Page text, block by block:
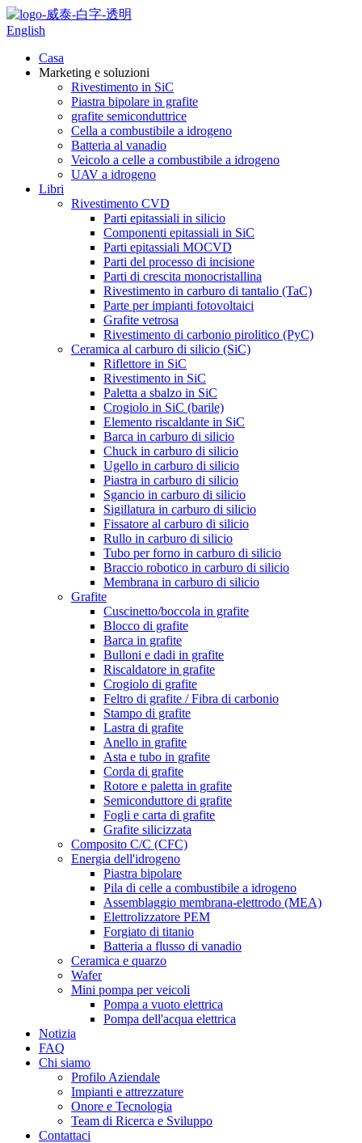
English
Casa
Marketing e soluzioni
Rivestimento in SiC
Piastra bipolare in grafite
grafite semiconduttrice
Cella a combustibile a idrogeno
Batteria al vanadio
Veicolo a celle a combustibile a idrogeno
UAV a idrogeno
Libri
Rivestimento CVD
Parti epitassiali in silicio
Componenti epitassiali in SiC
Parti epitassiali MOCVD
Parti del processo di incisione
Parti di crescita monocristallina
Rivestimento in carburo di tantalio (TaC)
Parte per impianti fotovoltaici
Grafite vetrosa
Rivestimento di carbonio pirolitico (PyC)
Ceramica al carburo di silicio (SiC)
Riflettore in SiC
Rivestimento in SiC
Paletta a sbalzo in SiC
Crogiolo in SiC (barile)
Elemento riscaldante in SiC
Barca in carburo di silicio
Chuck in carburo di silicio
Ugello in carburo di silicio
Piastra in carburo di silicio
Sgancio in carburo di silicio
Sigillatura in carburo di silicio
Fissatore al carburo di silicio
Rullo in carburo di silicio
Tubo per forno in carburo di silicio
Braccio robotico in carburo di silicio
Membrana in carburo di silicio
Grafite
Cuscinetto/boccola in grafite
Blocco di grafite
Barca in grafite
Bulloni e dadi in grafite
Riscaldatore in grafite
Crogiolo di grafite
Feltro di grafite / Fibra di carbonio
Stampo di grafite
Lastra di grafite
Anello in grafite
Asta e tubo in grafite
Corda di grafite
Rotore e paletta in grafite
Semiconduttore di grafite
Fogli e carta di grafite
Grafite silicizzata
Composito C/C (CFC)
Energia dell'idrogeno
Piastra bipolare
Pila di celle a combustibile a idrogeno
Assemblaggio membrana-elettrodo (MEA)
Elettrolizzatore PEM
Forgiato di titanio
Batteria a flusso di vanadio
Ceramica e quarzo
Wafer
Mini pompa per veicoli
Pompa a vuoto elettrica
Pompa dell'acqua elettrica
Notizia
FAQ
Chi siamo
Profilo Aziendale
Impianti e attrezzature
Onore e Tecnologia
Team di Ricerca e Sviluppo
Contattaci